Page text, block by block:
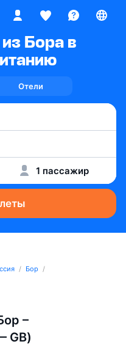
Бора в
Отели
1 пассажир
Бор
–
GB)